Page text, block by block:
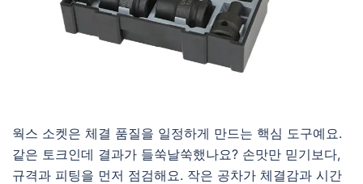
웍스 소켓은 체결 품질을 일정하게 만드는 핵심 도구예요.
같은 토크인데 결과가 들쑥날쑥했나요? 손맛만 믿기보다,
규격과 피팅을 먼저 점검해요. 작은 공차가 체결감과 시간